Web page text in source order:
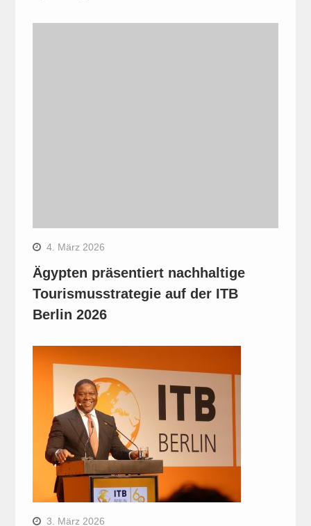
4. März 2026
Ägypten präsentiert nachhaltige
Tourismusstrategie auf der ITB
Berlin 2026
3. März 2026